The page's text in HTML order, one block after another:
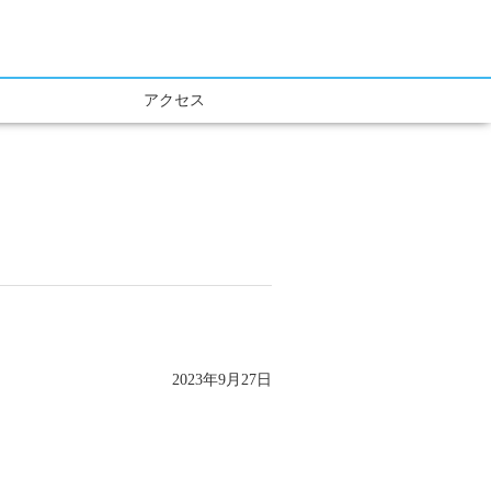
アクセス
2023年9月27日